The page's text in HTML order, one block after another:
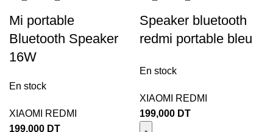
Mi portable
Bluetooth Speaker
16W
En stock
XIAOMI REDMI
199,000 DT
Speaker bluetooth
redmi portable bleu
En stock
XIAOMI REDMI
199,000 DT